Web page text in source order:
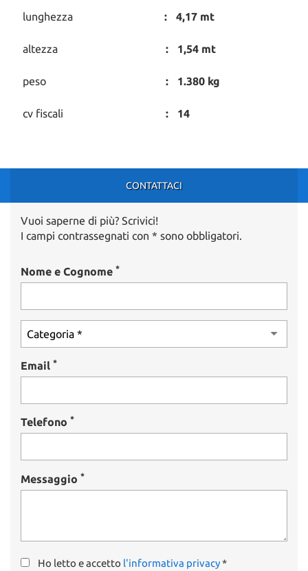
lunghezza 4,17 mt
altezza 1,54 mt
peso 1.380 kg
cv fiscali 14
CONTATTACI
Vuoi saperne di più? Scrivici!
I campi contrassegnati con * sono obbligatori.
Nome e Cognome *
Email *
Telefono *
Messaggio *
Ho letto e accetto l'informativa privacy*